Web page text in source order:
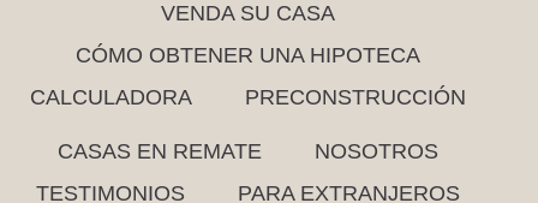
VENDA SU CASA
CÓMO OBTENER UNA HIPOTECA
CALCULADORA
PRECONSTRUCCIÓN
CASAS EN REMATE
NOSOTROS
TESTIMONIOS
PARA EXTRANJEROS